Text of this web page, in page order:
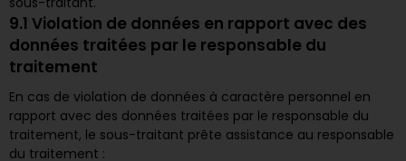
9.1 Violation de données en rapport avec des
données traitées par le responsable du
traitement
En cas de violation de données à caractère personnel en
rapport avec des données traitées par le responsable du
traitement, le sous-traitant prête assistance au responsable
du traitement :